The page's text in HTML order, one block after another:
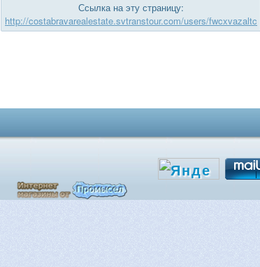
Ссылка на эту страницу:
http://costabravarealestate.svtranstour.com/users/fwcxvazaltc